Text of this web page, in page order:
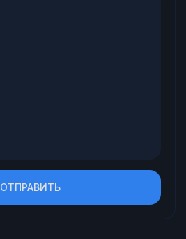
ОТПРАВИТЬ